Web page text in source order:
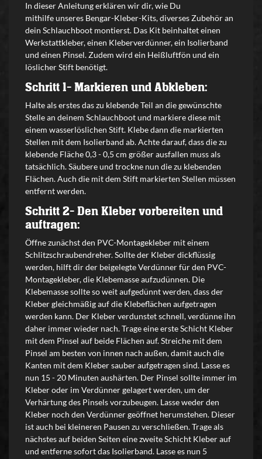
In dieser Anleitung erklären wir dir, wie Du
mithilfe unseres Bengar-Kleber-Kits, diverses Zubehör an
dein Schlauchboot montierst. Das Kit beinhaltet einen
Werkstattkleber, einen Kleberverdünner, ein Isolierband
und einen Pinsel. Zudem wird ein Heißluftfön und ein
löslicher Stift benötigt.
Schritt 1- Markieren und Abkleben:
Halte als erstes das zu klebende Teil an die gewünschte
Stelle an deinem Schlauchboot und markiere diese mit
einem wasserlöslichen Stift. Klebe dann die markierten
Stellen mit dem Isolierband ab. Achte darauf, dass die zu
klebende Fläche 0,3 - 0,5 cm größer ausfallen muss als
tatsächlich. Säubere und trockne nun die zu klebenden
Flächen. Auch die mit dem Stift markierten Stellen müssen
entfernt werden.
Schritt 2- Den Kleber vorbereiten und
auftragen:
Öffne zunächst den PVC-Montagekleber mit einem
Schlitzschraubendreher. Sollte der Kleber dickflüssig
werden, hilft dir der beigelegte Verdünner für den PVC-
Montagekleber, die Klebemasse aufzudünnen. Die
Klebemasse sollte so weit aufgedünnt werden, dass der
Kleber gleichmäßig auf die Klebeflächen aufgetragen
werden kann. Der Kleber verdunstet schnell, verdünne ihn
daher immer wieder nach. Trage eine erste Schicht Kleber
mit dem Pinsel auf beide Flächen auf. Streiche mit dem
Pinsel am besten von innen nach außen, damit auch die
Kanten mit dem Kleber sauber aufgetragen sind. Lasse es
nun 15 - 20 Minuten aushärten. Der Pinsel sollte immer im
Kleber oder im Verdünner gelagert werden, um der
Verhärtung des Pinsels vorzubeugen. Lasse weder den
Kleber noch den Verdünner geöffnet herumstehen. Dieser
ist auch bei kleineren Pausen zu verschließen. Trage als
nächstes auf beiden Seiten eine zweite Schicht Kleber auf
und entferne sofort das Isolierband. Lasse es nun 5